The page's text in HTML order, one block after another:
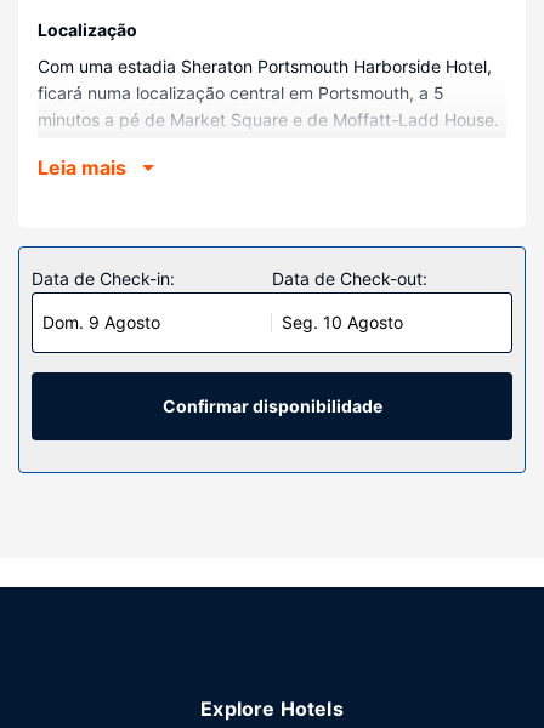
Localização
Com uma estadia Sheraton Portsmouth Harborside Hotel,
ficará numa localização central em Portsmouth, a 5
minutos a pé de Market Square e de Moffatt-Ladd House.
18,4 km (11,4 mi) de Long Sands Beach.
Sinta-se em casa num dos 194 quartos, com um frigorífico
e um televisor de ecrã plano. O acesso à internet sem fios
permite-lhe estar sempre contactável. Ao final do dia,
assista a uma seleção de canais via satélite. As casas de
banho privativas dispõem de uma combinação
polibã/banheira, artigos de higiene grátis e secadores de
cabelo. As comodidades incluem ainda telefone, além de
Serviço do hotel
incluem Wi-fi grátis, uma loja de presentes/quiosque de
pequenos-almoços preparados no momento diariamente
Leia mais
Data de Check-in:
Dom. 9 Agosto
Data de Check-out:
Seg. 10 Agosto
Confirmar disponibilidade
Explore Hotels